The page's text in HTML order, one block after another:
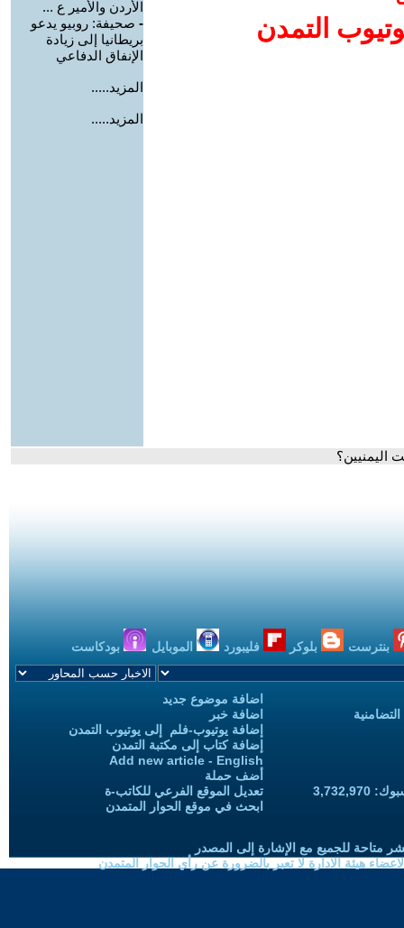
التمدن
الأردن والأمير ع ...
- صحيفة: روبيو يدعو
بريطانيا إلى زيادة
الإنفاق الدفاعي
المزيد.....
المزيد.....
بنترست بلوكر فليبورد الموبايل بودكاست
اضافة موضوع جديد
اضافة خبر
إضافة يوتيوب-فلم إلى يوتيوب التمدن
إضافة كتاب إلى مكتبة التمدن
Add new article - English
أضف حملة
تعديل الموقع الفرعي للكاتب-ة
ابحث في موقع الحوار المتمدن
متاحة للجميع مع الإشارة إلى المصدر
هيئة الادارة لا تعبر بالضرورة عن رأي الحوار المتمدن